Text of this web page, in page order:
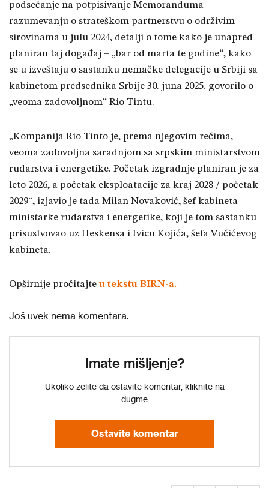
podsećanje na potpisivanje Memoranduma
razumevanju o strateškom partnerstvu o održivim
sirovinama u julu 2024, detalji o tome kako je unapred
planiran taj događaj – „bar od marta te godine“, kako
se u izveštaju o sastanku nemačke delegacije u Srbiji sa
kabinetom predsednika Srbije 30. juna 2025. govorilo o
„veoma zadovoljnom“ Rio Tintu.
„Kompanija Rio Tinto je, prema njegovim rečima,
veoma zadovoljna saradnjom sa srpskim ministarstvom
rudarstva i energetike. Početak izgradnje planiran je za
leto 2026, a početak eksploatacije za kraj 2028 / početak
2029“, izjavio je tada Milan Novaković, šef kabineta
ministarke rudarstva i energetike, koji je tom sastanku
prisustvovao uz Heskensa i Ivicu Kojića, šefa Vučićevog
kabineta.
Opširnije pročitajteu tekstu BIRN-a.
Još uvek nema komentara.
Imate mišljenje?
Ukoliko želite da ostavite komentar, kliknite na
dugme
Ostavite komentar